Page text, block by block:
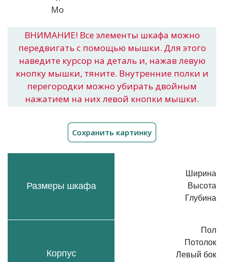
ВНИМАНИЕ! Все элементы шкафа можно
передвигать с помощью мышки. Для этого
наведите курсор на деталь и, нажав левую
кнопку мышки, тяните. Внутренние полки и
перегородки можно убирать двойным
нажатием на них левой кнопки мышки.
Размеры шкафа
Корпус
Ширина
Высота
Глубина
Пол
Потолок
Левый бок